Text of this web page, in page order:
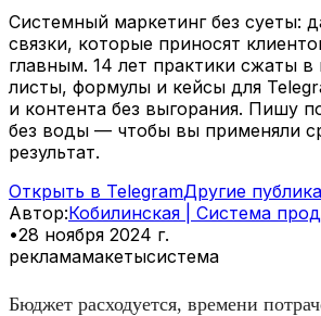
Системный маркетинг без суеты:
связки, которые приносят
главным. 14 лет практики сжаты в
листы, формулы и кейсы для
и контента без выгорания. Пишу
без воды — чтобы вы применяли
результат.
Открыть в TelegramДругие
Автор:Кобилинская | Система
•28 ноября 2024 г.
рекламамакетысистема
Бюджет расходуется, времени